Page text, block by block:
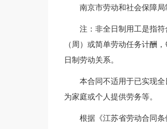
南京市劳动和社会保障局
注：非全日制用工是指
（周）或简单劳动任务计酬
日制劳动关系。
本合同不适用于已实现
为家庭或个人提供劳务等。
根据《江苏省劳动合同